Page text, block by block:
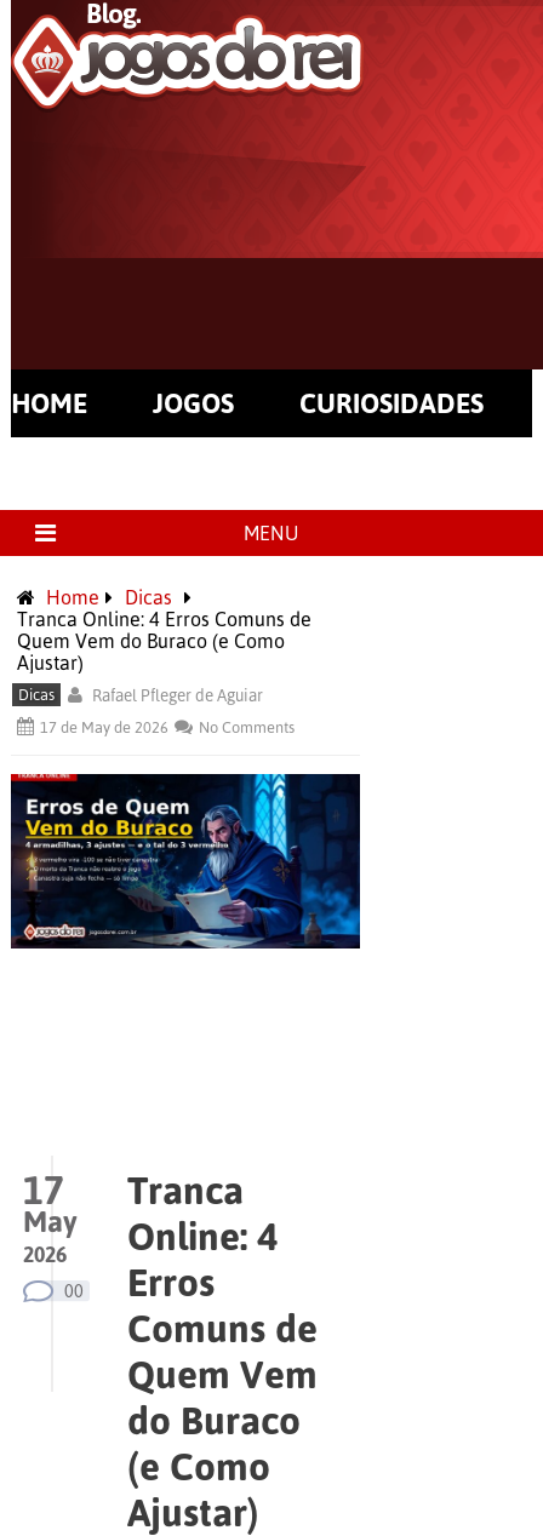
HOME JOGOS CURIOSIDADES
MENU
Home
Dicas
Tranca Online: 4 Erros Comuns de
Quem Vem do Buraco (e Como
Ajustar)
Dicas Rafael Pfleger de Aguiar
17 de May de 2026 No Comments
17
May
2026
00
Tranca
Online: 4
Erros
Comuns de
Quem Vem
do Buraco
(e Como
Ajustar)